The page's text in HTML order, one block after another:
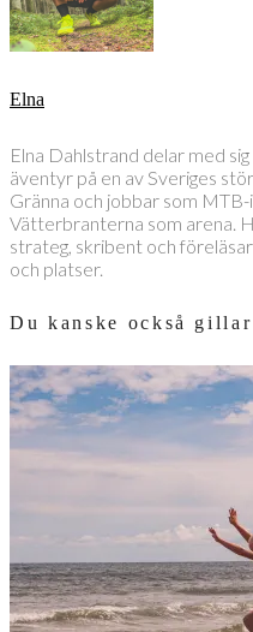
Elna
Elna Dahlstrand delar med
äventyr på en av Sveriges
Gränna och jobbar som
Vätterbranterna som arena.
strateg, skribent och
och platser.
Du kanske också gillar